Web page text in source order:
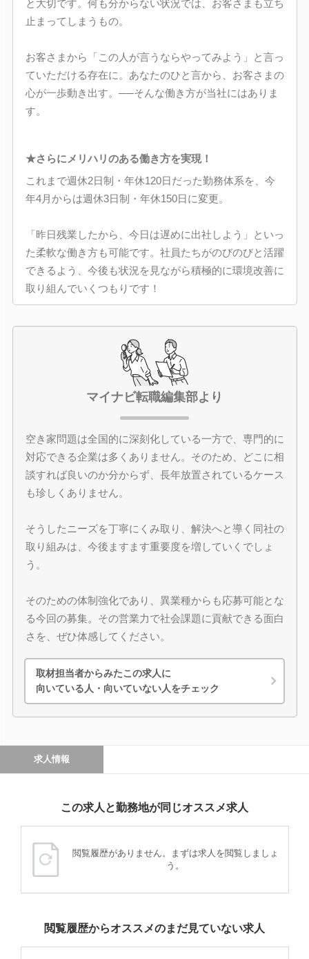
と大切です。何も分からない状況では、お客さまも立ち
止まってしまうもの。
お客さまから「この人が言うならやってみよう」と言っ
ていただける存在に。あなたのひと言から、お客さまの
心が一歩動き出す。──そんな働き方が当社にはありま
す。
★さらにメリハリのある働き方を実現！
これまで週休2日制・年休120日だった勤務体系を、今
年4月からは週休3日制・年休150日に変更。
「昨日残業したから、今日は遅めに出社しよう」といっ
た柔軟な働き方も可能です。社員たちがのびのびと活躍
できるよう、今後も状況を見ながら積極的に環境改善に
取り組んでいくつもりです！
マイナビ転職編集部より
空き家問題は全国的に深刻化している一方で、専門的に
対応できる企業は多くありません。そのため、どこに相
談すれば良いのか分からず、長年放置されているケース
も珍しくありません。
そうしたニーズを丁寧にくみ取り、解決へと導く同社の
取り組みは、今後ますます重要度を増していくでしょ
う。
そのための体制強化であり、異業種からも応募可能とな
る今回の募集。その営業力で社会課題に貢献できる面白
さを、ぜひ体感してください。
取材担当者からみたこの求人に
向いている人・向いていない人をチェック
求人情報
この求人と勤務地が同じオススメ求人
閲覧履歴がありません。まずは求人を閲覧しましょ
う。
閲覧履歴からオススメのまだ見ていない求人